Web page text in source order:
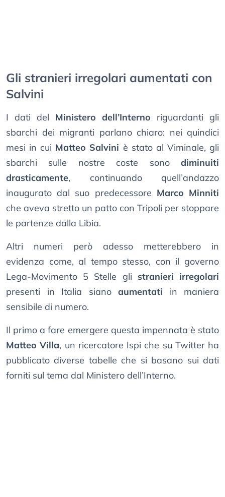
Gli stranieri irregolari aumentati con
Salvini
I dati del Ministero dell’Interno riguardanti gli
sbarchi dei migranti parlano chiaro: nei quindici
mesi in cui Matteo Salvini è stato al Viminale, gli
sbarchi sulle nostre coste sono diminuiti
drasticamente, continuando quell’andazzo
inaugurato dal suo predecessore Marco Minniti
che aveva stretto un patto con Tripoli per stoppare
le partenze dalla Libia.
Altri numeri però adesso metterebbero in
evidenza come, al tempo stesso, con il governo
Lega-Movimento 5 Stelle gli stranieri irregolari
presenti in Italia siano aumentati in maniera
sensibile di numero.
Il primo a fare emergere questa impennata è stato
Matteo Villa, un ricercatore Ispi che su Twitter ha
pubblicato diverse tabelle che si basano sui dati
forniti sul tema dal Ministero dell’Interno.